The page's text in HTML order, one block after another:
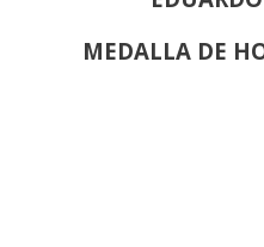
MEDALLA DE